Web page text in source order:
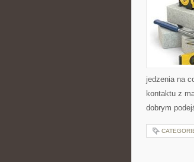
jedzenia na
kontaktu z
dobrym